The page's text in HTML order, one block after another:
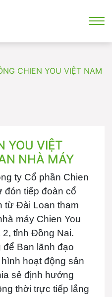
CHIEN YOU VIỆT NAM
YOU VIỆT
NHÀ MÁY
ty Cổ phần Chien
đón tiếp đoàn cổ
từ Đài Loan tham
máy Chien You
2, tỉnh Đồng Nai.
Ban lãnh đạo
hoạt động sản
sẻ định hướng
thời trực tiếp lắng